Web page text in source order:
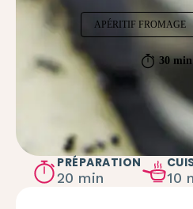
APÉRITIF FROMAGE
30 min
PRÉPARATION
20 min 10